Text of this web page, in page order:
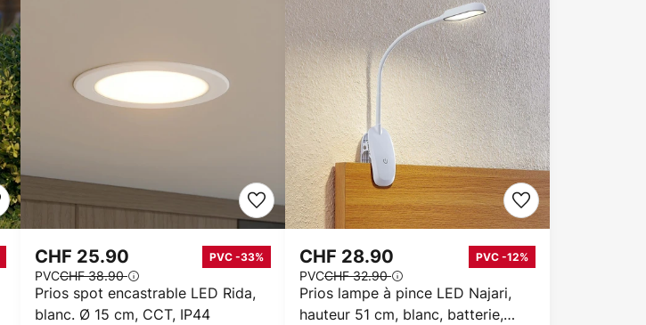
Prios spot encastrable LED Rida,
blanc. Ø 15 cm, CCT, IP44
CHF 25.90 PVC -33%
PVCCHF 38.90
Prios lampe à pince LED Najari,
hauteur 51 cm, blanc, batterie,
CHF 28.90 PVC -12%
PVCCHF 32.90